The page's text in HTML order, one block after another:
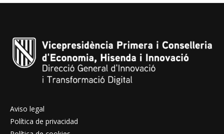
Aviso legal
Política de privacidad